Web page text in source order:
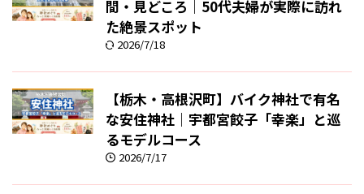
間・見どころ｜50代夫婦が実際に訪れ
た絶景スポット
2026/7/18
【栃木・高根沢町】バイク神社で有名
な安住神社｜宇都宮餃子「幸楽」と巡
るモデルコース
2026/7/17